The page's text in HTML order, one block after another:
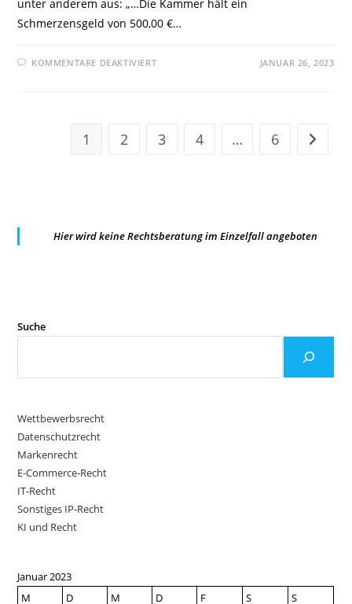
unter anderem aus: „…Die Kammer hält ein
Schmerzensgeld von 500,00 €…
KOMMENTARE DEAKTIVIERTFÜR
ART.
82
JANUAR 26, 2023
1 2 3 4 … 6 Zur
Hier wird keine Rechtsberatung im Einzelfall angeboten
Suche
Wettbewerbsrecht
Datenschutzrecht
Markenrecht
E-Commerce-Recht
IT-Recht
Sonstiges IP-Recht
KI und Recht
Januar 2023
M
D M D F S
S